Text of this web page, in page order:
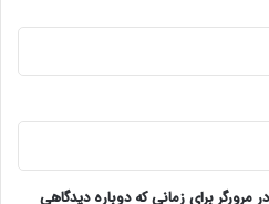
برای زمانی که دوباره دیدگاهی